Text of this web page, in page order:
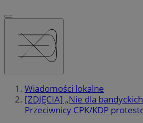
Wiadomości lokalne
[ZDJĘCIA] „Nie dla
Przeciwnicy CPK/KDP